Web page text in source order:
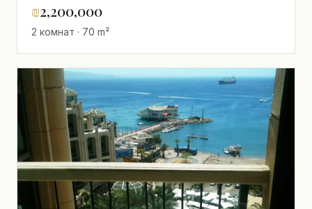
расположение,Хорошее
предложение,Хорошее предложение,С
окнами на разные
стороны,тихий,светлый,в красивом
здании,В хорошем
состоянии,Полностью
меблирован,Высокий этаж с
видом,Большой,Премиум-класс,в
отличном
состоянии,Роскошный,Прекрасный,Рядом
с морем,Эксклюзивный проект,Вид на
море
₪2,200,000
2 комнат · 70 m²